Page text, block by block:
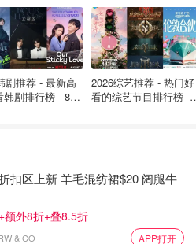
剧推荐 - 最新高
韩剧排行榜 - 8月
2026综艺推荐 - 热门好
看的综艺节目排行榜 -
扣区上新 羊毛混纺裙$20 阔腿牛
额外8折+叠8.5折
& CO APP打开